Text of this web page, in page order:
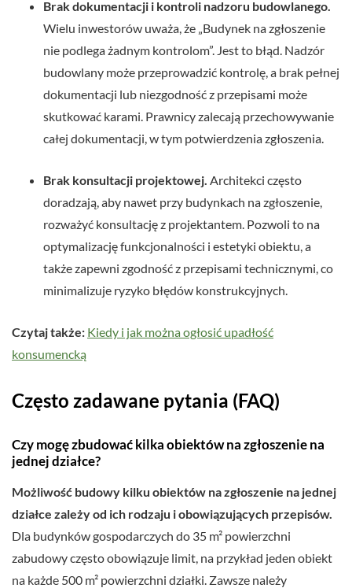
Brak dokumentacji i kontroli nadzoru budowlanego.
Wielu inwestorów uważa, że „Budynek na zgłoszenie
nie podlega żadnym kontrolom”. Jest to błąd. Nadzór
budowlany może przeprowadzić kontrolę, a brak pełnej
dokumentacji lub niezgodność z przepisami może
skutkować karami. Prawnicy zalecają przechowywanie
całej dokumentacji, w tym potwierdzenia zgłoszenia.
Brak konsultacji projektowej. Architekci często
doradzają, aby nawet przy budynkach na zgłoszenie,
rozważyć konsultację z projektantem. Pozwoli to na
optymalizację funkcjonalności i estetyki obiektu, a
także zapewni zgodność z przepisami technicznymi, co
minimalizuje ryzyko błędów konstrukcyjnych.
Czytaj także: Kiedy i jak można ogłosić upadłość
konsumencką
Często zadawane pytania (FAQ)
Czy mogę zbudować kilka obiektów na zgłoszenie na
jednej działce?
Możliwość budowy kilku obiektów na zgłoszenie na jednej
działce zależy od ich rodzaju i obowiązujących przepisów.
Dla budynków gospodarczych do 35 m² powierzchni
zabudowy często obowiązuje limit, na przykład jeden obiekt
na każde 500 m² powierzchni działki. Zawsze należy